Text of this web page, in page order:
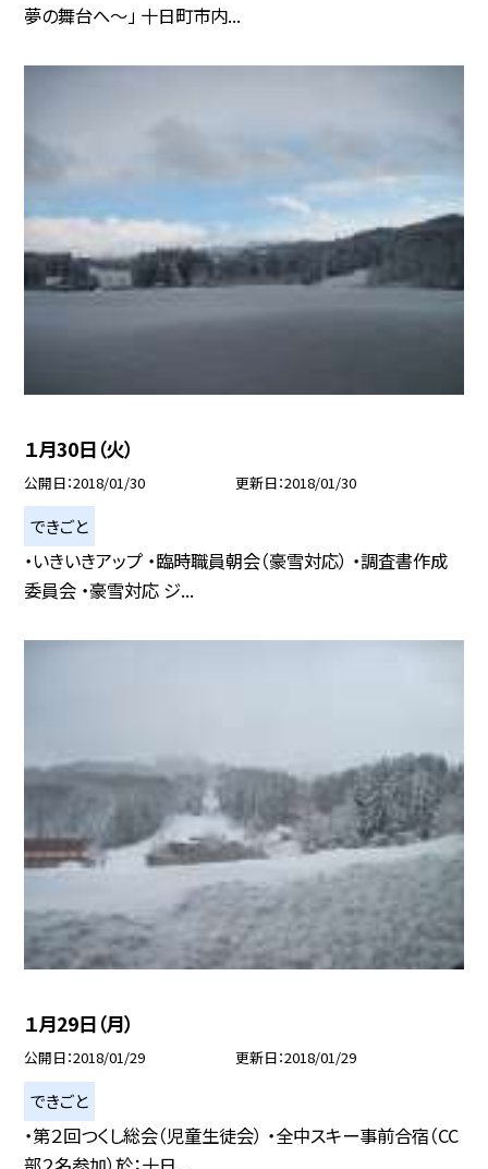
夢の舞台へ〜」 十日町市内...
１月30日（火）
公開日 2018/01/30 更新日 2018/01/30
できごと
・いきいきアップ ・臨時職員朝会（豪雪対応） ・調査書作成
委員会 ・豪雪対応 ジ...
１月29日（月）
公開日 2018/01/29 更新日 2018/01/29
できごと
・第２回つくし総会（児童生徒会） ・全中スキー事前合宿（CC